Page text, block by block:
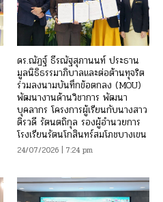
ดร.ณัฏฐ์ ธีรณัฐสุภานนท์ ประธาน
มูลนิธิธรรมาภิบาลและต่อต้านทุจริต
ร่วมลงนามบันทึกข้อตกลง (MOU)
พัฒนางานด้านวิชาการ พัฒนา
บุคลากร โครงการผู้เรียนกับนางสาว
ติรวดี รัตนตถิกุล รองผู้อำนวยการ
โรงเรียนรัตนโกสินทร์สมโภชบางเขน
24/07/2026 | 7:24 pm